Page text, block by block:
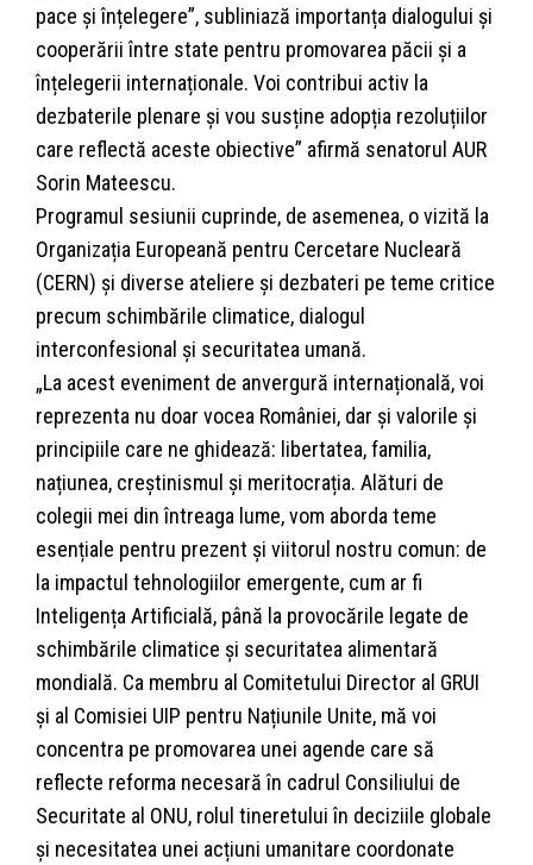
pace și înțelegere”, subliniază importanța dialogului și
cooperării între state pentru promovarea păcii și a
înțelegerii internaționale. Voi contribui activ la
dezbaterile plenare și vou susține adopția rezoluțiilor
care reflectă aceste obiective” afirmă senatorul AUR
Sorin Mateescu.
Programul sesiunii cuprinde, de asemenea, o vizită la
Organizația Europeană pentru Cercetare Nucleară
(CERN) și diverse ateliere și dezbateri pe teme critice
precum schimbările climatice, dialogul
interconfesional și securitatea umană.
„La acest eveniment de anvergură internațională, voi
reprezenta nu doar vocea României, dar și valorile și
principiile care ne ghidează: libertatea, familia,
națiunea, creștinismul și meritocrația. Alături de
colegii mei din întreaga lume, vom aborda teme
esențiale pentru prezent și viitorul nostru comun: de
la impactul tehnologiilor emergente, cum ar fi
Inteligența Artificială, până la provocările legate de
schimbările climatice și securitatea alimentară
mondială. Ca membru al Comitetului Director al GRUI
și al Comisiei UIP pentru Națiunile Unite, mă voi
concentra pe promovarea unei agende care să
reflecte reforma necesară în cadrul Consiliului de
Securitate al ONU, rolul tineretului în deciziile globale
și necesitatea unei acțiuni umanitare coordonate